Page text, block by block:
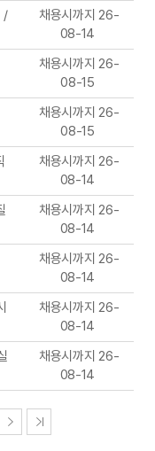
/
채용시까지 26-
08-14
채용시까지 26-
08-15
채용시까지 26-
08-15
채용시까지 26-
08-14
채용시까지 26-
08-14
채용시까지 26-
08-14
채용시까지 26-
08-14
채용시까지 26-
08-14